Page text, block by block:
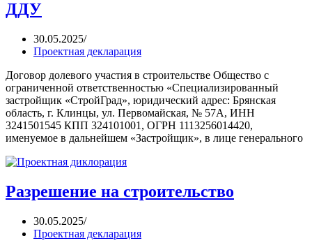
ДДУ
30.05.2025
Проектная декларация
Договор долевого участия в строительстве Общество с
ограниченной ответственностью «Специализированный
застройщик «СтройГрад», юридический адрес: Брянская
область, г. Клинцы, ул. Первомайская, № 57А, ИНН
3241501545 КПП 324101001, ОГРН 1113256014420,
именуемое в дальнейшем «Застройщик», в лице генерального
Разрешение на строительство
30.05.2025
Проектная декларация